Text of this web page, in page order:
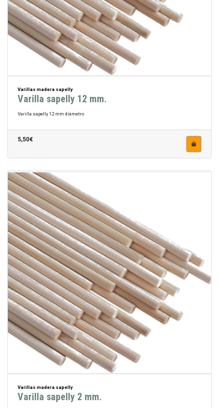
Varillas madera sapelly
Varilla sapelly 12 mm.
Varilla sapelly 12 mm diámetro
5,50€
Varillas madera sapelly
Varilla sapelly 2 mm.